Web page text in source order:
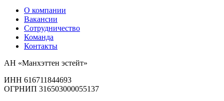
О компании
Вакансии
Сотрудничество
Команда
Контакты
АН «Манхэттен эстейт»
ИНН 616711844693
ОГРНИП 316503000055137